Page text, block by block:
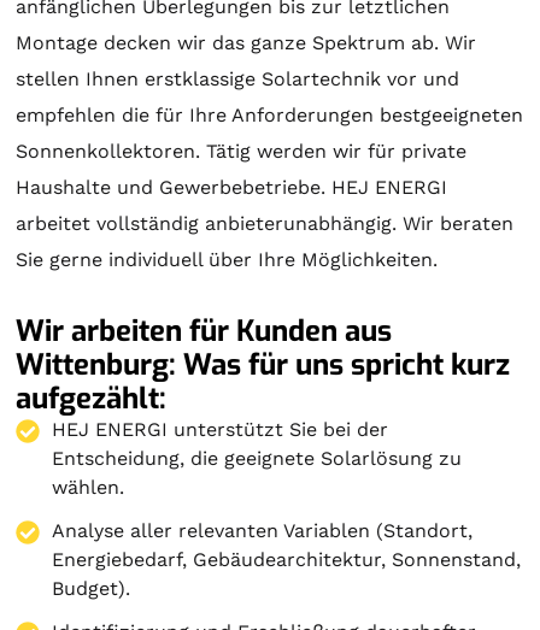
anfänglichen Überlegungen bis zur letztlichen
Montage decken wir das ganze Spektrum ab. Wir
stellen Ihnen erstklassige Solartechnik vor und
empfehlen die für Ihre Anforderungen bestgeeigneten
Sonnenkollektoren. Tätig werden wir für private
Haushalte und Gewerbebetriebe. HEJ ENERGI
arbeitet vollständig anbieterunabhängig. Wir beraten
Sie gerne individuell über Ihre Möglichkeiten.
Wir arbeiten für Kunden aus
Wittenburg: Was für uns spricht kurz
aufgezählt:
HEJ ENERGI unterstützt Sie bei der
Entscheidung, die geeignete Solarlösung zu
wählen.
Analyse aller relevanten Variablen (Standort,
Energiebedarf, Gebäudearchitektur, Sonnenstand,
Budget).